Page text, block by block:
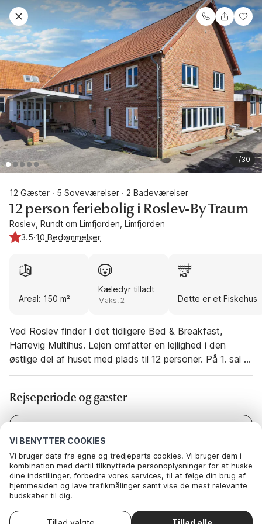
VI BENYTTER COOKIES
Vi bruger data fra egne og tredjeparts cookies. Vi bruger dem i
kombination med dertil tilknyttede personoplysninger for at huske
dine indstillinger, forbedre vores services, til at følge din brug af
hjemmesiden og lave trafikmålinger samt vise de mest relevante
budskaber til dig.
hvilke af vores valgfrie cookies du vil acceptere.
1/30
12 Gæster · 5 Soveværelser · 2 Badeværelser
12 person feriebolig i Roslev-By Traum
Roslev, Rundt om Limfjorden, Limfjorden
3.5·10 Bedømmelser
Areal: 150 m²
Kæledyr tilladt
Maks. 2 Dette er et Fiskehus
Ved Roslev finder I det tidligere Bed & Breakfast,
Harrevig Multihus. Lejen omfatter en lejlighed i den
østlige del af huset med plads til 12 personer. På 1. sal er
der fem sovepladser fordelt på to soveværelser.
soveværelser. Køkken med opvaskemaskine, mikroovn
og stor køleskab/fryser. TV-stue med Chromecast og
bordtennis, bordfodbold, billard og airhockey. Gasgrill
på terrassen og stor græsplæne til udendørs aktiviteter.
I haven er der shelters til overnatning. Der er
fiskerenseplads, hvor lystfiskerne kan rense fisk. Stor
100 l fryser er til rådighed. Udlejes ikke til
ungdomsgrupper og håndværker.Et refunderbart
Rejseperiode og gæster
Gæster 2 Gæster
Vælg ankomstdato